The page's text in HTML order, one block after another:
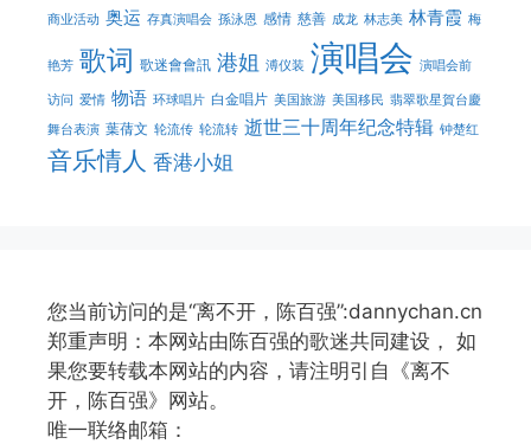
商业活动 奥运 存真演唱会 孫泳恩 感情 慈善 成龙 林志美 林青霞 梅
艳芳 歌词 歌迷會會訊 港姐 溥仪装 演唱会 演唱会前
访问 爱情 物语 环球唱片 白金唱片 美国旅游 美国移民 翡翠歌星賀台慶
舞台表演 葉蒨文 轮流传 轮流转 逝世三十周年纪念特辑 钟楚红
音乐情人 香港小姐
您当前访问的是“离不开，陈百强”:dannychan.cn
郑重声明：本网站由陈百强的歌迷共同建设， 如
果您要转载本网站的内容，请注明引自《离不
开，陈百强》网站。
唯一联络邮箱：